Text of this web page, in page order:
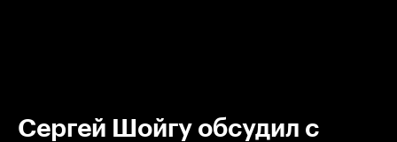
Сергей Шойгу обсудил с